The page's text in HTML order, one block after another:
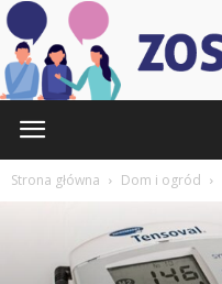
Strona główna Dom i ogród